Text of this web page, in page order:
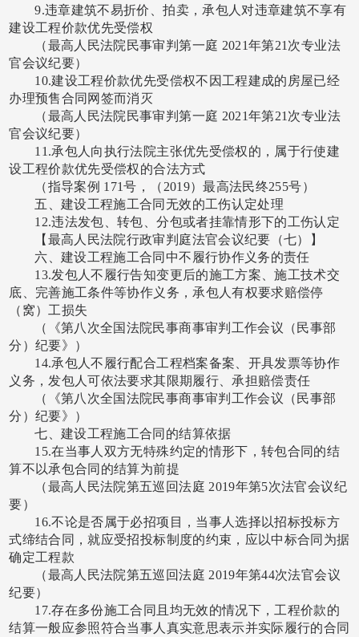
9.违章建筑不易折价、拍卖，承包人对违章建筑不享有
建设工程价款优先受偿权
（最高人民法院民事审判第一庭 2021年第21次专业法
官会议纪要）
10.建设工程价款优先受偿权不因工程建成的房屋已经
办理预售合同网签而消灭
（最高人民法院民事审判第一庭 2021年第21次专业法
官会议纪要）
11.承包人向执行法院主张优先受偿权的，属于行使建
设工程价款优先受偿权的合法方式
（指导案例 171号，（2019）最高法民终255号）
五、建设工程施工合同无效的工伤认定处理
12.违法发包、转包、分包或者挂靠情形下的工伤认定
【最高人民法院行政审判庭法官会议纪要（七）】
六、建设工程施工合同中不履行协作义务的责任
13.发包人不履行告知变更后的施工方案、施工技术交
底、完善施工条件等协作义务，承包人有权要求赔偿停
（窝）工损失
（《第八次全国法院民事商事审判工作会议（民事部
分）纪要》）
14.承包人不履行配合工程档案备案、开具发票等协作
义务，发包人可依法要求其限期履行、承担赔偿责任
（《第八次全国法院民事商事审判工作会议（民事部
分）纪要》）
七、建设工程施工合同的结算依据
15.在当事人双方无特殊约定的情形下，转包合同的结
算不以承包合同的结算为前提
（最高人民法院第五巡回法庭 2019年第5次法官会议纪
要）
16.不论是否属于必招项目，当事人选择以招标投标方
式缔结合同，就应受招投标制度的约束，应以中标合同为据
确定工程款
（最高人民法院第五巡回法庭 2019年第44次法官会议
纪要）
17.存在多份施工合同且均无效的情况下，工程价款的
结算一般应参照符合当事人真实意思表示并实际履行的合同